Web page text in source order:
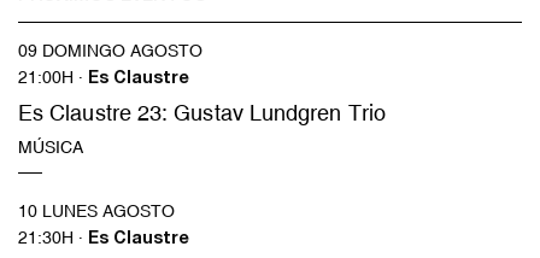
09 DOMINGO AGOSTO
21:00H · Es Claustre
Es Claustre 23: Gustav Lundgren Trio
MÚSICA
10 LUNES AGOSTO
21:30H · Es Claustre